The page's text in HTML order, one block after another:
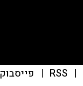
|
RSS
| פייסבוק